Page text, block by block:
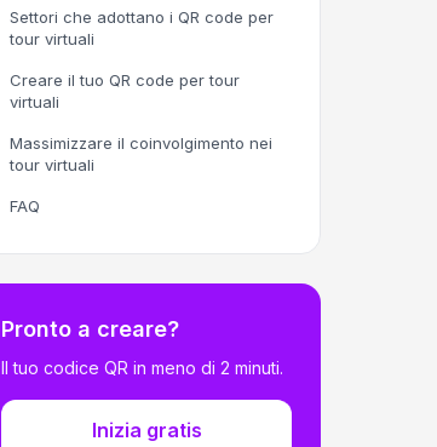
Settori che adottano i QR code per
tour virtuali
Creare il tuo QR code per tour
virtuali
Massimizzare il coinvolgimento nei
tour virtuali
FAQ
Pronto a creare?
Il tuo codice QR in meno di 2 minuti.
Inizia gratis